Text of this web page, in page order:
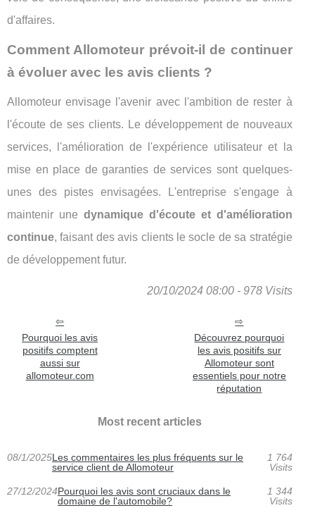
d'affaires.
Comment Allomoteur prévoit-il de continuer
à évoluer avec les avis clients ?
Allomoteur envisage l'avenir avec l'ambition de rester à
l'écoute de ses clients. Le développement de nouveaux
services, l'amélioration de l'expérience utilisateur et la
mise en place de garanties de services sont quelques-
unes des pistes envisagées. L'entreprise s'engage à
maintenir une dynamique d'écoute et d'amélioration
continue, faisant des avis clients le socle de sa stratégie
de développement futur.
20/10/2024 08:00 - 978 Visits
Pourquoi les avis
positifs comptent
aussi sur
allomoteur.com
Découvrez pourquoi
les avis positifs sur
Allomoteur sont
essentiels pour notre
réputation
Most recent articles
08/1/2025Les commentaires les plus fréquents sur le
service client de Allomoteur
1 764
Visits
27/12/2024Pourquoi les avis sont cruciaux dans le
domaine de l'automobile?
1 344
Visits